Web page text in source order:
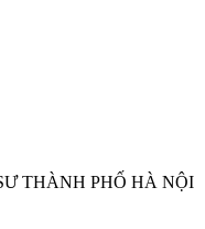
THÀNH PHỐ HÀ NỘI